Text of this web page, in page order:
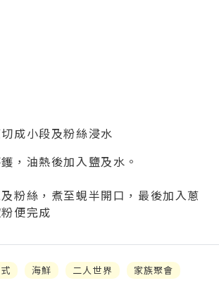
成小段及粉絲浸水
，油熱後加入鹽及水。
粉絲，煮至蜆半開口，最後加入蔥
便完成
海鮮 二人世界
家族聚會